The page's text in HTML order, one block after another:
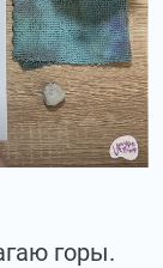
горы.